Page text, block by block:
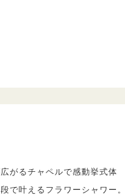
がるチャペルで感動挙式体
で叶えるフラワーシャワー。